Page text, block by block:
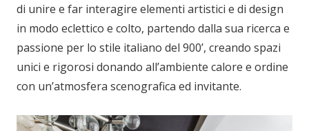
di unire e far interagire elementi artistici e di design
in modo eclettico e colto, partendo dalla sua ricerca e
passione per lo stile italiano del 900’, creando spazi
unici e rigorosi donando all’ambiente calore e ordine
con un’atmosfera scenografica ed invitante.